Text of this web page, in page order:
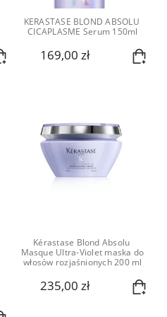
KERASTASE BLOND ABSOLU
CICAPLASME Serum 150ml
169,00 zł
Kérastase Blond Absolu
Masque Ultra-Violet maska do
włosów rozjaśnionych 200 ml
235,00 zł